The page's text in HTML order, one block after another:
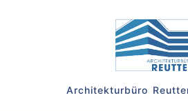
Architekturbüro